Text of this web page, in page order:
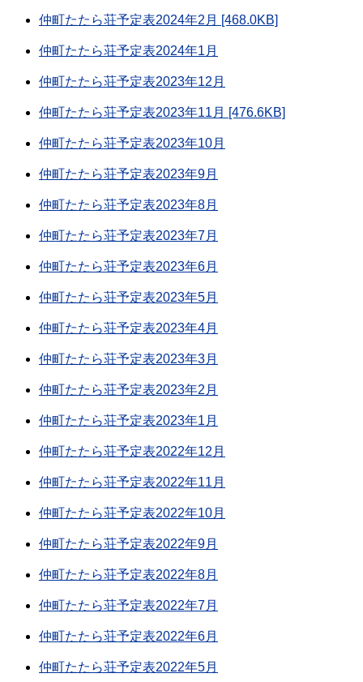
仲町たたら荘予定表2024年2月 [468.0KB]
仲町たたら荘予定表2024年1月
仲町たたら荘予定表2023年12月
仲町たたら荘予定表2023年11月 [476.6KB]
仲町たたら荘予定表2023年10月
仲町たたら荘予定表2023年9月
仲町たたら荘予定表2023年8月
仲町たたら荘予定表2023年7月
仲町たたら荘予定表2023年6月
仲町たたら荘予定表2023年5月
仲町たたら荘予定表2023年4月
仲町たたら荘予定表2023年3月
仲町たたら荘予定表2023年2月
仲町たたら荘予定表2023年1月
仲町たたら荘予定表2022年12月
仲町たたら荘予定表2022年11月
仲町たたら荘予定表2022年10月
仲町たたら荘予定表2022年9月
仲町たたら荘予定表2022年8月
仲町たたら荘予定表2022年7月
仲町たたら荘予定表2022年6月
仲町たたら荘予定表2022年5月